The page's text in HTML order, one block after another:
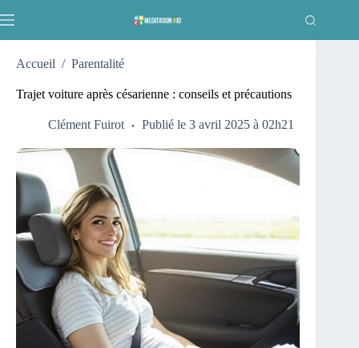
au
Accueil / Parentalité
Trajet voiture après césarienne : conseils et précautions
Clément Fuirot Publié le 3 avril 2025 à 02h21